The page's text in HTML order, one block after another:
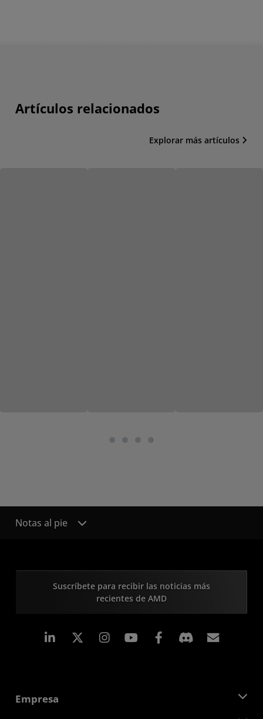
Artículos relacionados
Explorar más artículos
Notas al pie
Suscríbete para recibir las noticias más
recientes de AMD
LinkedIn Instagram Facebook
Empresa